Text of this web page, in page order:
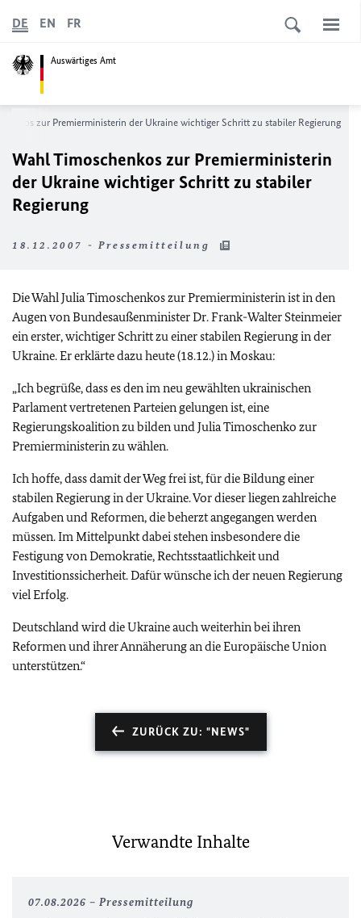
Auswärtiges Amt
DE EN FR
zur Premierministerin der Ukraine wichtiger Schritt zu stabiler Regierung
Wahl Timoschenkos zur Premierministerin
der Ukraine wichtiger Schritt zu stabiler
Regierung
18.12.2007 - Pressemitteilung
Die Wahl Julia Timoschenkos zur Premierministerin ist in den
Augen von Bundesaußenminister Dr. Frank-Walter Steinmeier
ein erster, wichtiger Schritt zu einer stabilen Regierung in der
Ukraine. Er erklärte dazu heute (18.12.) in Moskau:
„Ich begrüße, dass es den im neu gewählten ukrainischen
Parlament vertretenen Parteien gelungen ist, eine
Regierungskoalition zu bilden und Julia Timoschenko zur
Premierministerin zu wählen.
Ich hoffe, dass damit der Weg frei ist, für die Bildung einer
stabilen Regierung in der Ukraine. Vor dieser liegen zahlreiche
Aufgaben und Reformen, die beherzt angegangen werden
müssen. Im Mittelpunkt dabei stehen insbesondere die
Festigung von Demokratie, Rechtsstaatlichkeit und
Investitionssicherheit. Dafür wünsche ich der neuen Regierung
viel Erfolg.
Deutschland wird die Ukraine auch weiterhin bei ihren
Reformen und ihrer Annäherung an die Europäische Union
unterstützen.“
ZURÜCK ZU: "NEWS"
Verwandte Inhalte
07.08.2026 Pressemitteilung